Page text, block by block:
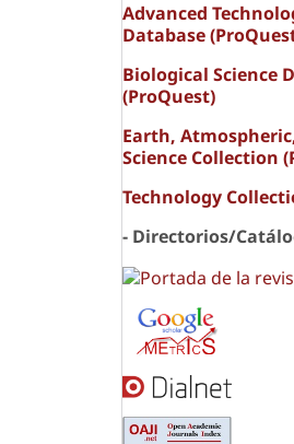
Advanced
Database
Biological Science
(ProQuest)
Earth,
Science Collection
Technology
- Directorios/